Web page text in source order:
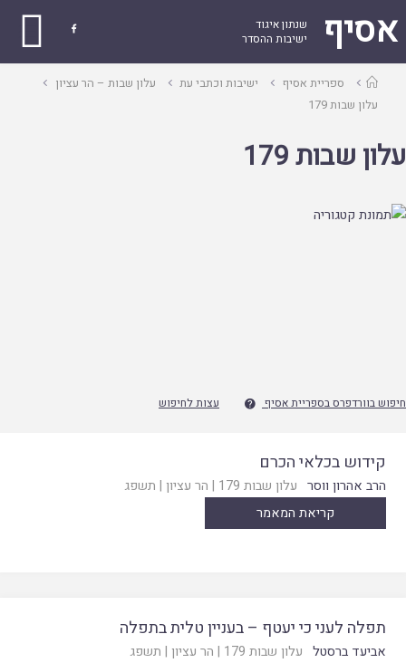
אסיף
שנתון איגוד
ישיבות ההסדר

עמוד
ראשי
ספריית אסיף ישיבות וכתבי עת
עלון שבות – הר עציון
עלון שבות 179
עלון שבות 179
חיפוש בוורדפרס בספריית אסיף  עצות לחיפוש
קידוש בכלאי הכרם
הרב אהרון ווסר עלון שבות 179 | הר עציון | תשפג
קריאת המאמר
תפלה לעני כי יעטף – בעניין טלית בתפלה
אביעד ברסטל עלון שבות 179 | הר עציון | תשפג